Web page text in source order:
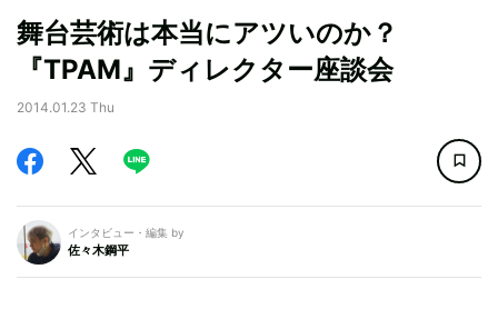
舞台芸術は本当にアツいのか？
『TPAM』ディレクター座談会
2014.01.23 Thu
インタビュー・編集 by
佐々木鋼平